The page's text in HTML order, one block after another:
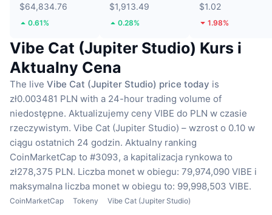
$64,834.76
0.61%
$1,913.49
0.28%
$1.02
1.98%
Vibe Cat (Jupiter Studio) Kurs i
Aktualny Cena
The live Vibe Cat (Jupiter Studio) price today is
zł0.003481 PLN with a 24-hour trading volume of
niedostępne. Aktualizujemy ceny VIBE do PLN w czasie
rzeczywistym. Vibe Cat (Jupiter Studio) – wzrost o 0.10 w
ciągu ostatnich 24 godzin. Aktualny ranking
CoinMarketCap to #3093, a kapitalizacja rynkowa to
zł278,375 PLN. Liczba monet w obiegu: 79,974,090 VIBE i
maksymalna liczba monet w obiegu to: 99,998,503 VIBE.
CoinMarketCap Tokeny Vibe Cat (Jupiter Studio)